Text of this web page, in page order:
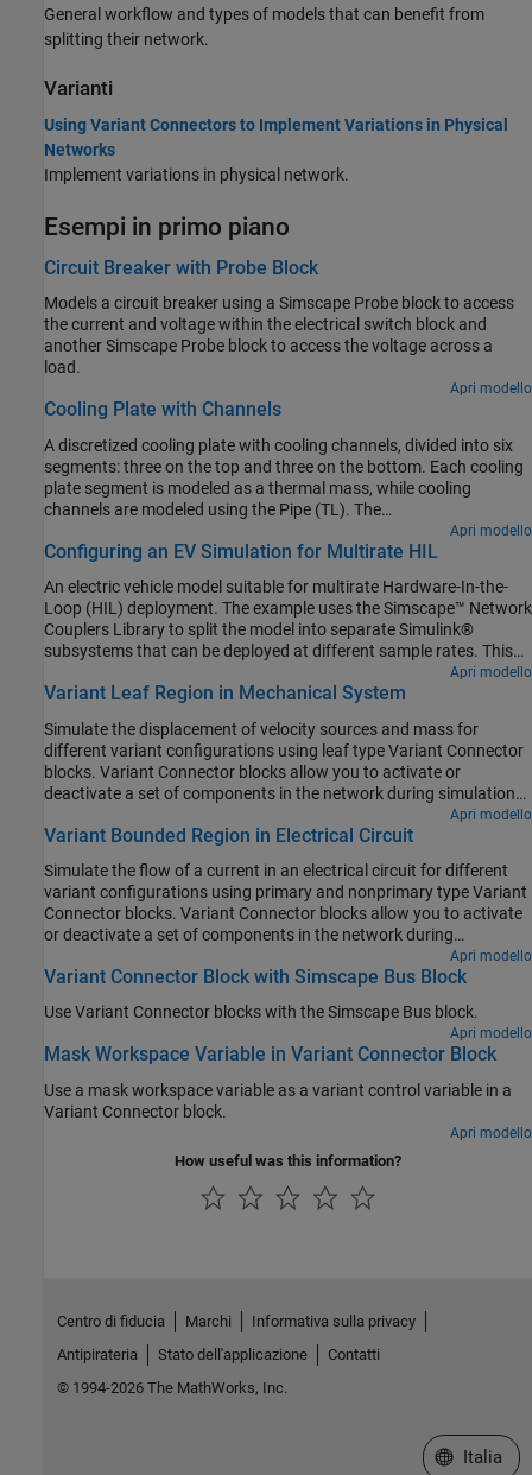
General workflow and types of models that can benefit from
splitting their network.
Varianti
Using Variant Connectors to Implement Variations in Physical
Networks
Implement variations in physical network.
Esempi in primo piano
Circuit Breaker with Probe Block
Models a circuit breaker using a Simscape Probe block to access
the current and voltage within the electrical switch block and
another Simscape Probe block to access the voltage across a
load.
Apri modello
Cooling Plate with Channels
A discretized cooling plate with cooling channels, divided into six
segments: three on the top and three on the bottom. Each cooling
plate segment is modeled as a thermal mass, while cooling
channels are modeled using the Pipe (TL). The
ConductiveHeatTransferArray, a custom component, models
thermal conduction between the cooling plate segments.
Apri modello
Configuring an EV Simulation for Multirate HIL
An electric vehicle model suitable for multirate Hardware-In-the-
Loop (HIL) deployment. The example uses the Simscape™ Network
Couplers Library to split the model into separate Simulink®
subsystems that can be deployed at different sample rates. This
allows you to run parts of the system (for example thermal
components) with a slower sample time thereby reducing overall
Apri modello
Variant Leaf Region in Mechanical System
Simulate the displacement of velocity sources and mass for
different variant configurations using leaf type Variant Connector
blocks. Variant Connector blocks allow you to activate or
deactivate a set of components in the network during simulation
without having to physically remove the components or exclude
them from simulation.
Apri modello
Variant Bounded Region in Electrical Circuit
Simulate the flow of a current in an electrical circuit for different
variant configurations using primary and nonprimary type Variant
Connector blocks. Variant Connector blocks allow you to activate
or deactivate a set of components in the network during
simulation without having to physically remove the components or
exclude them from simulation.
Apri modello
Variant Connector Block with Simscape Bus Block
Use Variant Connector blocks with the Simscape Bus block.
Apri modello
Mask Workspace Variable in Variant Connector Block
Use a mask workspace variable as a variant control variable in a
Variant Connector block.
Apri modello
How useful was this information?
Centro di fiducia Marchi
Informativa sulla privacy
Antipirateria
Stato dell'applicazione
Contatti
© 1994-2026 The MathWorks, Inc.
Seleziona
Italia